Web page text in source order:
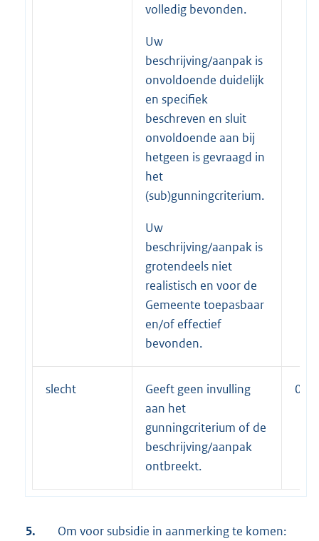
volledig bevonden.
Uw
beschrijving/aanpak is
onvoldoende duidelijk
en specifiek
beschreven en sluit
onvoldoende aan bij
hetgeen is gevraagd in
het
(sub)gunningcriterium.
Uw
beschrijving/aanpak is
grotendeels niet
realistisch en voor de
Gemeente toepasbaar
en/of effectief
bevonden.
slecht
Geeft geen invulling
aan het
gunningcriterium of de
beschrijving/aanpak
ontbreekt.
0%
5. Om voor subsidie in aanmerking te komen: